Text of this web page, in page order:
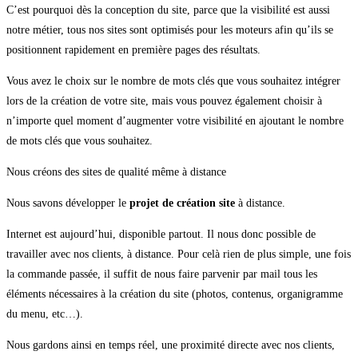
C’est pourquoi dès la conception du site, parce que la visibilité est aussi
notre métier, tous nos sites sont optimisés pour les moteurs afin qu’ils se
positionnent rapidement en première pages des résultats.
Vous avez le choix sur le nombre de mots clés que vous souhaitez intégrer
lors de la création de votre site, mais vous pouvez également choisir à
n’importe quel moment d’augmenter votre visibilité en ajoutant le nombre
de mots clés que vous souhaitez.
Nous créons des sites de qualité même à distance
Nous savons développer le projet de création site à distance.
Internet est aujourd’hui, disponible partout. Il nous donc possible de
travailler avec nos clients, à distance. Pour celà rien de plus simple, une fois
la commande passée, il suffit de nous faire parvenir par mail tous les
éléments nécessaires à la création du site (photos, contenus, organigramme
du menu, etc…).
Nous gardons ainsi en temps réel, une proximité directe avec nos clients,